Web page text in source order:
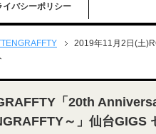
イバシーポリシー
2019年11月2日(土
「20th
～」仙台GIGS